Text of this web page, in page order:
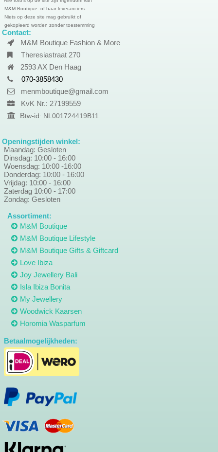
M&M Boutique of haar leveranciers.
Niets op deze site mag gebruikt of
gekopieerd worden zonder toestemming
Contact:
M&M Boutique Fashion & More
Theresiastraat 270
2593 AX Den Haag
070-3858430
menmboutique@gmail.com
KvK Nr.: 27199559
Btw-id: NL001724419B11
Openingstijden winkel:
Maandag: Gesloten
Dinsdag: 10:00 - 16:00
Woensdag: 10:00 -16:00
Donderdag: 10:00 - 16:00
Vrijdag: 10:00 - 16:00
Zaterdag 10:00 - 17:00
Zondag: Gesloten
Assortiment:
M&M Boutique
M&M Boutique Lifestyle
M&M Boutique Gifts & Giftcard
Love Ibiza
Joy Jewellery Bali
Isla Ibiza Bonita
My Jewellery
Woodwick Kaarsen
Horomia Wasparfum
Betaalmogelijkheden: